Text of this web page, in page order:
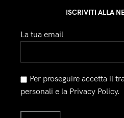
ISCRIVITI ALLA
La tua email
Per proseguire accetta il
personali e la Privacy Policy.